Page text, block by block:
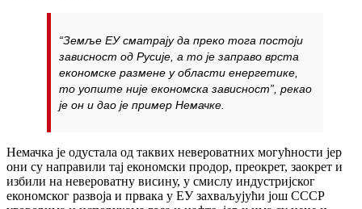
“Земље ЕУ сматрају да преко тога постоји
зависност од Русије, а то је заправо врста
економске размене у области енергетике,
то уопште није економска зависност”, рекао
је он и дао је пример Немачке.
Немачка је одустала од таквих невероватних могућности јер
они су направили тај економски продор, преокрет, заокрет и
избили на невероватну висину, у смислу индустријског
економског развоја и првака у ЕУ захваљујући још СССР